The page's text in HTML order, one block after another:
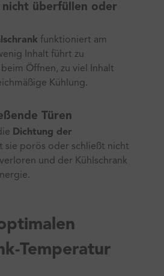
nicht überfüllen oder
funktioniert am
Inhalt führt zu
beim Öffnen, zu viel Inhalt
Kühlung.
Türen
Dichtung der
sie porös oder schließt nicht
und der Kühlschrank
Temperatur